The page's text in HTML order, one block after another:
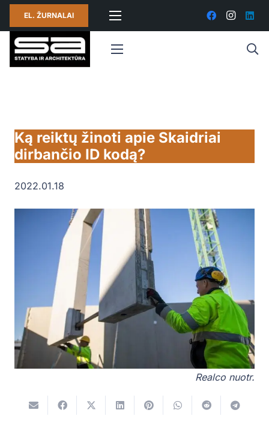
EL. ŽURNALAI
Ką reiktų žinoti apie Skaidriai
dirbančio ID kodą?
2022.01.18
Realco nuotr.